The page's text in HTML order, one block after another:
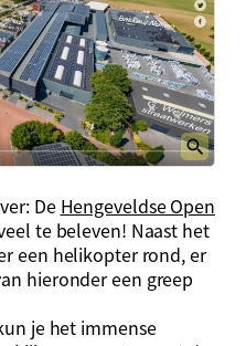
De Hengeveldse Open
te beleven! Naast het
een helikopter rond, er
hieronder een greep
je het immense